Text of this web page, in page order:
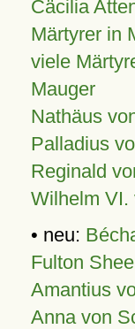
Cäcilia
Märtyrer in
viele
Mauger
Nathäus
Palladius
Reginald
Wilhelm VI.
• neu:
Fulton
Amantius
Anna von